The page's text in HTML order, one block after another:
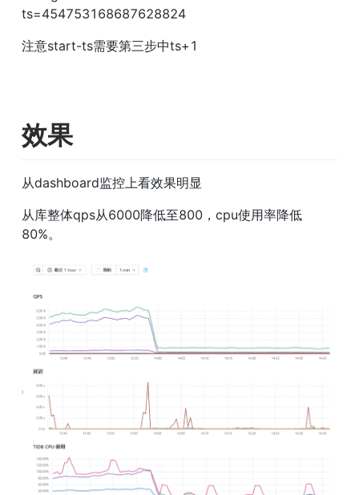
ts=454753168687628824
注意start-ts需要第三步中ts+1
效果
从dashboard监控上看效果明显
从库整体qps从6000降低至800，cpu使用率降低
80%。